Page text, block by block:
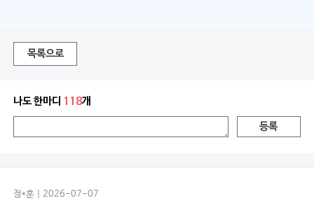
목록으로
나도 한마디 118개
등록
정*훈 | 2026-07-07